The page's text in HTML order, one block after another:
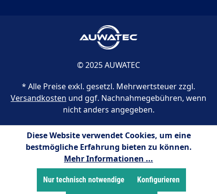
© 2025 AUWATEC
* Alle Preise exkl. gesetzl. Mehrwertsteuer zzgl.
Versandkosten und ggf. Nachnahmegebühren, wenn
nicht anders angegeben.
Diese Website verwendet Cookies, um eine
bestmögliche Erfahrung bieten zu können.
Mehr Informationen ...
Nur technisch notwendige Konfigurieren